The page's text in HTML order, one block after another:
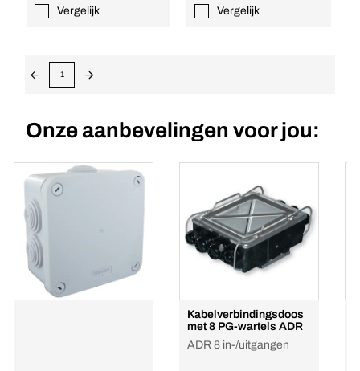
Vergelijk Vergelijk
1
Onze aanbevelingen voor jou:
Kabelverbindingsdoos
met 8 PG-wartels ADR
ADR 8 in-/uitgangen